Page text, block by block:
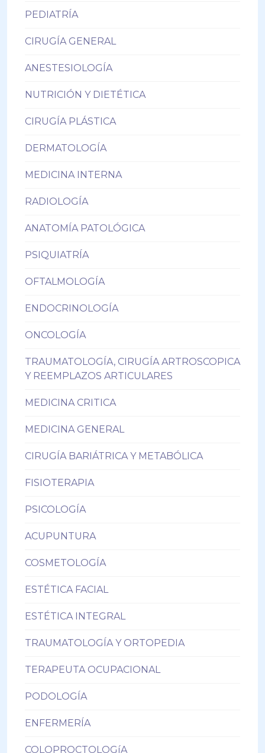
PEDIATRÍA
CIRUGÍA GENERAL
ANESTESIOLOGÍA
NUTRICIÓN Y DIETÉTICA
CIRUGÍA PLÁSTICA
DERMATOLOGÍA
MEDICINA INTERNA
RADIOLOGÍA
ANATOMÍA PATOLÓGICA
PSIQUIATRÍA
OFTALMOLOGÍA
ENDOCRINOLOGÍA
ONCOLOGÍA
TRAUMATOLOGÍA, CIRUGÍA ARTROSCOPICA
Y REEMPLAZOS ARTICULARES
MEDICINA CRITICA
MEDICINA GENERAL
CIRUGÍA BARIÁTRICA Y METABÓLICA
FISIOTERAPIA
PSICOLOGÍA
ACUPUNTURA
COSMETOLOGÍA
ESTÉTICA FACIAL
ESTÉTICA INTEGRAL
TRAUMATOLOGÍA Y ORTOPEDIA
TERAPEUTA OCUPACIONAL
PODOLOGÍA
ENFERMERÍA
COLOPROCTOLOGíA